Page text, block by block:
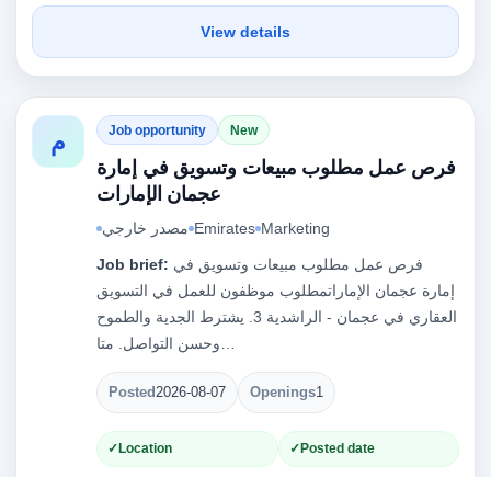
View details
م Job opportunity New
فرص عمل مطلوب مبيعات وتسويق في إمارة
عجمان الإمارات
مصدر خارجي Emirates Marketing
Job brief:
إمارة عجمان الإماراتمطلوب موظفون للعمل في التسويق
العقاري في عجمان - الراشدية 3. يشترط الجدية والطموح
Posted2026-08-07 Openings1
Location Posted date